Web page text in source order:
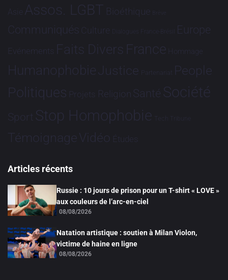
Asie Assos. LGBT Bioéthique Brève
Communiqués Culture Dialogues France-Brésil Europe
Evénements Faits Divers France Hommage
HumanophobieJustice Partenariat People
Politiques Projets Religion Santé Société
Sport Stop Homophobie Tech Tribune
TémoignageVidéo Études
Articles récents
Russie : 10 jours de prison pour un T-shirt « LOVE »
aux couleurs de l’arc-en-ciel
08/08/2026
Natation artistique : soutien à Milan Violon,
victime de haine en ligne
08/08/2026